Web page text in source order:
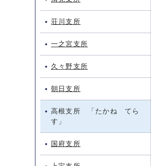
荘川支所
一之宮支所
久々野支所
朝日支所
高根支所 「たかね てら
す」
国府支所